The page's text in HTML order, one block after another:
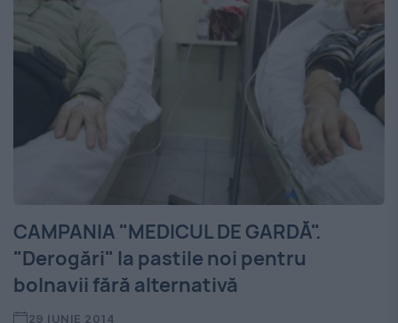
CAMPANIA "MEDICUL DE GARDĂ".
"Derogări" la pastile noi pentru
bolnavii fără alternativă
29 IUNIE 2014